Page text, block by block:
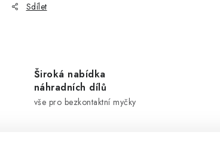
Sdílet
Široká nabídka
náhradních dílů
vše pro bezkontaktní myčky